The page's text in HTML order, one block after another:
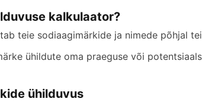
e
o
kalkulaator?
teie sodiaagimärkide ja nimede põhjal
ühildute oma praeguse või
ühilduvus